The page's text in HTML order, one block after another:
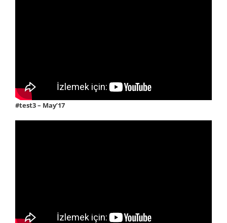
#test3 – May’17